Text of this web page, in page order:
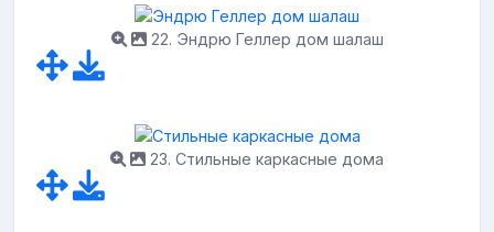
22. Эндрю Геллер дом шалаш
23. Стильные каркасные дома